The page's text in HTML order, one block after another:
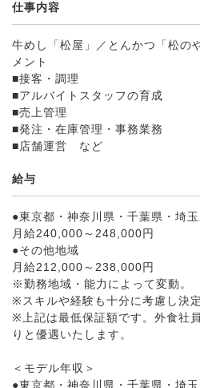
仕事内容
牛めし「松屋」／とんかつ「松の
メント
■接客・調理
■アルバイトスタッフの育成
■売上管理
■発注・在庫管理・事務業務
■店舗運営 など
給与
●東京都・神奈川県・千葉県・埼
月給240,000～248,000円
●その他地域
月給212,000～238,000円
※勤務地域・能力によって変動。
※スキルや経験も十分に考慮し決
※上記は最低保証額です。外食社
りと優遇いたします。
＜モデル年収＞
●東京都・神奈川県・千葉県・埼